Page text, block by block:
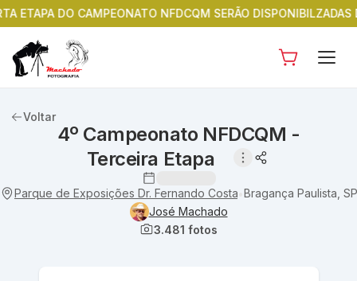
ETAPA DO CAMPEONATO NFDCQM SERÃO DISPONIBILZADAS
Voltar
4º Campeonato NFDCQM -
Terceira Etapa
Parque de Exposições Dr. Fernando Costa ( Posto de Monta )
• Bragança Paulista, SP
José Machado
3.481 fotos